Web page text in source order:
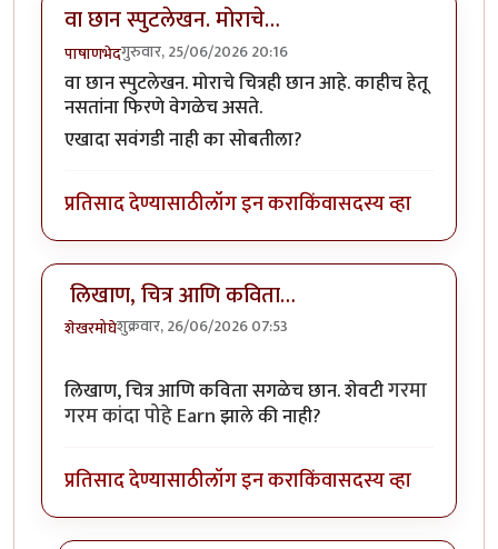
वा छान स्पुटलेखन. मोराचे…
पाषाणभेदगुरुवार, 25/06/2026 20:16
वा छान स्पुटलेखन. मोराचे चित्रही छान आहे. काहीच हेतू
नसतांना फिरणे वेगळेच असते.
एखादा सवंगडी नाही का सोबतीला?
प्रतिसाद देण्यासाठीलॉग इन कराकिंवासदस्य व्हा
लिखाण, चित्र आणि कविता…
शेखरमोघेशुक्रवार, 26/06/2026 07:53
लिखाण, चित्र आणि कविता सगळेच छान. शेवटीगरमा
गरम कांदा पोहे Earnझाले की नाही?
प्रतिसाद देण्यासाठीलॉग इन कराकिंवासदस्य व्हा